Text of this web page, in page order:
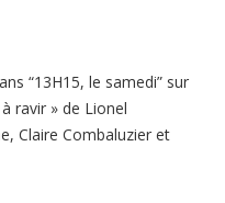
“13H15, le samedi” sur
ravir » de Lionel
Claire Combaluzier et